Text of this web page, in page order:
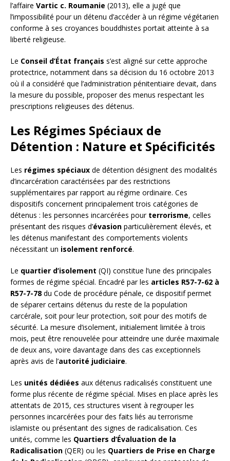
l’affaire Vartic c. Roumanie (2013), elle a jugé que
l’impossibilité pour un détenu d’accéder à un régime végétarien
conforme à ses croyances bouddhistes portait atteinte à sa
liberté religieuse.
Le Conseil d’État français s’est aligné sur cette approche
protectrice, notamment dans sa décision du 16 octobre 2013
où il a considéré que l’administration pénitentiaire devait, dans
la mesure du possible, proposer des menus respectant les
prescriptions religieuses des détenus.
Les Régimes Spéciaux de
Détention : Nature et Spécificités
Les régimes spéciaux de détention désignent des modalités
d’incarcération caractérisées par des restrictions
supplémentaires par rapport au régime ordinaire. Ces
dispositifs concernent principalement trois catégories de
détenus : les personnes incarcérées pour terrorisme, celles
présentant des risques d’évasion particulièrement élevés, et
les détenus manifestant des comportements violents
nécessitant un isolement renforcé.
Le quartier d’isolement (QI) constitue l’une des principales
formes de régime spécial. Encadré par les articles R57-7-62 à
R57-7-78 du Code de procédure pénale, ce dispositif permet
de séparer certains détenus du reste de la population
carcérale, soit pour leur protection, soit pour des motifs de
sécurité. La mesure d’isolement, initialement limitée à trois
mois, peut être renouvelée pour atteindre une durée maximale
de deux ans, voire davantage dans des cas exceptionnels
après avis de l’autorité judiciaire.
Les unités dédiées aux détenus radicalisés constituent une
forme plus récente de régime spécial. Mises en place après les
attentats de 2015, ces structures visent à regrouper les
personnes incarcérées pour des faits liés au terrorisme
islamiste ou présentant des signes de radicalisation. Ces
unités, comme les Quartiers d’Évaluation de la
Radicalisation (QER) ou les Quartiers de Prise en Charge